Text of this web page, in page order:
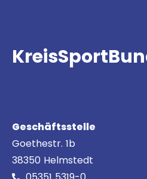
Geschäftsstelle
Goethestr. 1b
38350 Helmstedt